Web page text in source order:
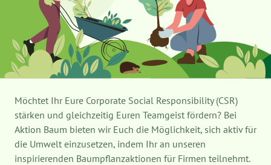
Möchtet Ihr Eure Corporate Social Responsibility (CSR)
stärken und gleichzeitig Euren Teamgeist fördern? Bei
Aktion Baum bieten wir Euch die Möglichkeit, sich aktiv für
die Umwelt einzusetzen, indem Ihr an unseren
inspirierenden Baumpflanzaktionen für Firmen teilnehmt.